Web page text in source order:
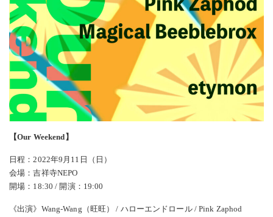
【Our Weekend】
日程：2022年9月11日（日）
会場：吉祥寺NEPO
開場：18:30 / 開演：19:00
《出演》Wang-Wang（旺旺） / ハローエンドロール / Pink Zaphod